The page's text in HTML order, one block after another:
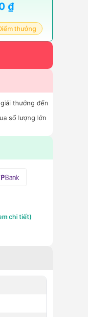
₫
thưởng
thưởng đến
số lượng lớn
chi tiết)